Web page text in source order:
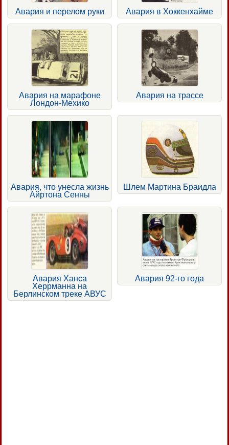
Авария и перелом руки Авария в Хоккенхайме
Авария на марафоне
Лондон-Мехико
Авария на трассе
Авария, что унесла жизнь
Айртона Сенны
Шлем Мартина Браидла
Авария Ханса
Херрманна на
Берлинском треке АВУС
Авария 92-го года